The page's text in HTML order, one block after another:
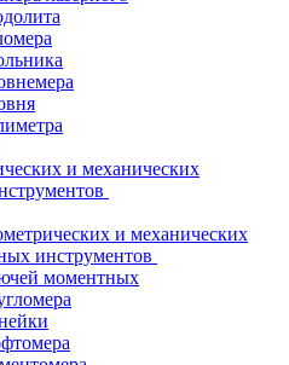
и механических
и механических
инструментов
моментных